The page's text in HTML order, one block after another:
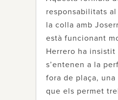
responsabilitats
la colla amb
està funcionant
Herrero ha insistit
s’entenen a la
fora de plaça,
que els permet